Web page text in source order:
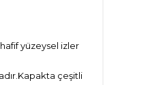
yüzeysel izler
çeşitli